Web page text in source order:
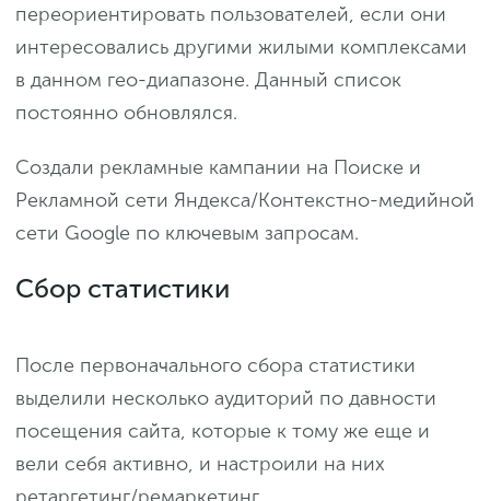
переориентировать пользователей, если они
интересовались другими жилыми комплексами
в данном гео-диапазоне. Данный список
постоянно обновлялся.
Создали рекламные кампании на Поиске и
Рекламной сети Яндекса/Контекстно-медийной
сети Google по ключевым запросам.
Сбор статистики
После первоначального сбора статистики
выделили несколько аудиторий по давности
посещения сайта, которые к тому же еще и
вели себя активно, и настроили на них